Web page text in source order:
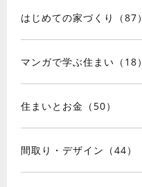
はじめての家づくり（87）
マンガで学ぶ住まい（18）
住まいとお金（50）
間取り・デザイン（44）